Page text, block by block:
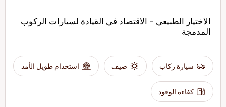
الاختيار الطبيعي - الاقتصاد في القيادة لسيارات الركوب
المدمجة
سيارة ركاب صيف استخدام طويل الأمد
كفاءة الوقود